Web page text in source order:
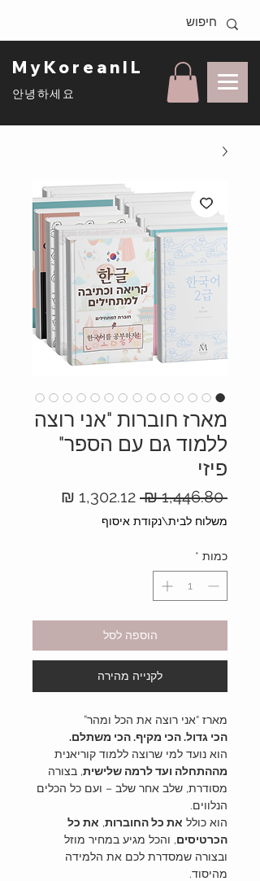
MyKoreanIL
안녕하세요
מארז חוברות "אני רוצה
ללמוד גם עם הספר"
פיזי
‏1,446.80 ‏₪
מחיר
רגיל
משלוח לבית\נקודת איסוף
כמות *
הוספה לסל
לקנייה מהירה
מארז “אני רוצה את הכל ומהר”
הכי גדול. הכי מקיף. הכי משתלם.
הוא נועד למי שרוצה ללמוד קוריאנית
מההתחלה ועד לרמה שלישית, בצורה
מסודרת, שלב אחר שלב – ועם כל הכלים
הנלווים.
הוא כולל את כל החוברות, את כל
הכרטיסים, והכל מגיע במחיר מוזל
ובצורה שמסדרת לכם את הלמידה
מהיסוד.